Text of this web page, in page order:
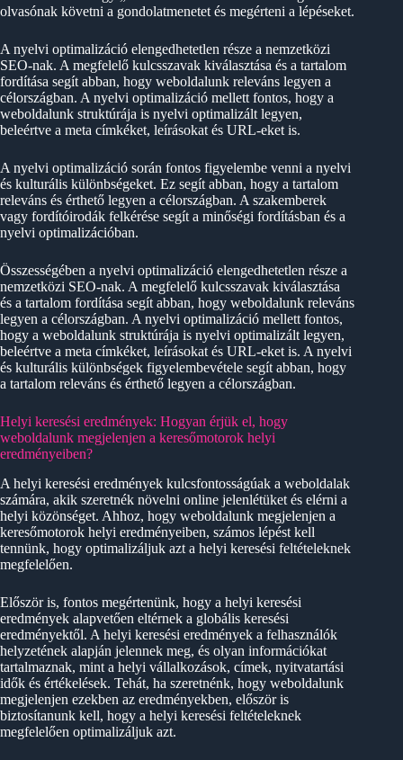
olvasónak követni a gondolatmenetet és megérteni a lépéseket.
A nyelvi optimalizáció elengedhetetlen része a nemzetközi
SEO-nak. A megfelelő kulcsszavak kiválasztása és a tartalom
fordítása segít abban, hogy weboldalunk releváns legyen a
célországban. A nyelvi optimalizáció mellett fontos, hogy a
weboldalunk struktúrája is nyelvi optimalizált legyen,
beleértve a meta címkéket, leírásokat és URL-eket is.
A nyelvi optimalizáció során fontos figyelembe venni a nyelvi
és kulturális különbségeket. Ez segít abban, hogy a tartalom
releváns és érthető legyen a célországban. A szakemberek
vagy fordítóirodák felkérése segít a minőségi fordításban és a
nyelvi optimalizációban.
Összességében a nyelvi optimalizáció elengedhetetlen része a
nemzetközi SEO-nak. A megfelelő kulcsszavak kiválasztása
és a tartalom fordítása segít abban, hogy weboldalunk releváns
legyen a célországban. A nyelvi optimalizáció mellett fontos,
hogy a weboldalunk struktúrája is nyelvi optimalizált legyen,
beleértve a meta címkéket, leírásokat és URL-eket is. A nyelvi
és kulturális különbségek figyelembevétele segít abban, hogy
a tartalom releváns és érthető legyen a célországban.
Helyi keresési eredmények: Hogyan érjük el, hogy
weboldalunk megjelenjen a keresőmotorok helyi
eredményeiben?
A helyi keresési eredmények kulcsfontosságúak a weboldalak
számára, akik szeretnék növelni online jelenlétüket és elérni a
helyi közönséget. Ahhoz, hogy weboldalunk megjelenjen a
keresőmotorok helyi eredményeiben, számos lépést kell
tennünk, hogy optimalizáljuk azt a helyi keresési feltételeknek
megfelelően.
Először is, fontos megértenünk, hogy a helyi keresési
eredmények alapvetően eltérnek a globális keresési
eredményektől. A helyi keresési eredmények a felhasználók
helyzetének alapján jelennek meg, és olyan információkat
tartalmaznak, mint a helyi vállalkozások, címek, nyitvatartási
idők és értékelések. Tehát, ha szeretnénk, hogy weboldalunk
megjelenjen ezekben az eredményekben, először is
biztosítanunk kell, hogy a helyi keresési feltételeknek
megfelelően optimalizáljuk azt.